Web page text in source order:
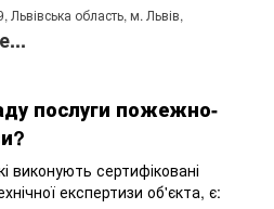
Львівська область, м. Львів,
послуги пожежно-
сертифіковані
експертизи об'єкта, є: